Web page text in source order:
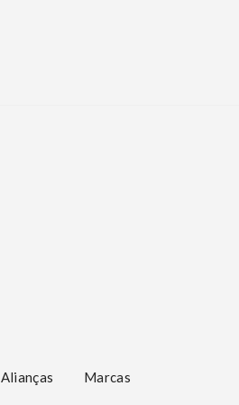
Alianças Marcas